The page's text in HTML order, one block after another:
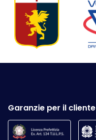
Garanzie per il cliente